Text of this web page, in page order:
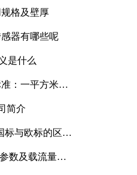
格及壁厚
器有哪些呢
是什么
：一平方米能
简介
标与欧标的区别
数及载流量解